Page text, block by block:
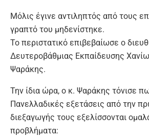
Μόλις έγινε αντιληπτός από τους
γραπτό του μηδενίστηκε.
Το περιστατικό επιβεβαίωσε ο
Δευτεροβάθμιας Εκπαίδευσης
Ψαράκης.
Την ίδια ώρα, ο κ. Ψαράκης τόνισε
Πανελλαδικές εξετάσεις από την
διεξαγωγής τους εξελίσσονται
προβλήματα: